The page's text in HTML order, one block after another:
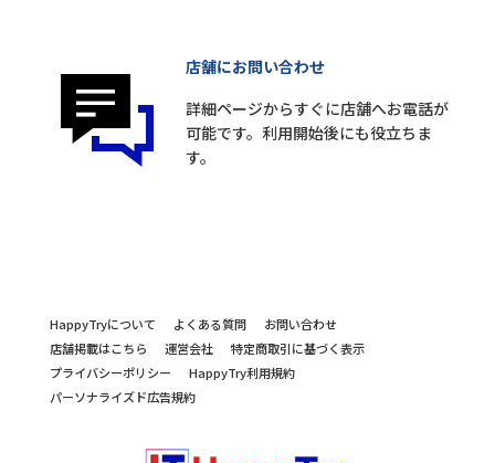
店舗にお問い合わせ
詳細ページからすぐに店舗へお電話が
可能です。利用開始後にも役立ちま
す。
HappyTryについて よくある質問
お問い合わせ
店舗掲載はこちら
運営会社
特定商取引に基づく表示
プライバシーポリシー
HappyTry利用規約
パーソナライズド広告規約